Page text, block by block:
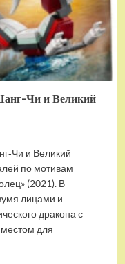
Чи и Великий
и Великий
по мотивам
(2021). В
лицами и
дракона с
для